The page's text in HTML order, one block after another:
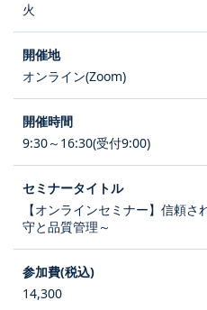
火
オンライン(Zoom)
9:30～16:30(受付9:00)
【オンラインセミナー】信頼
守と品質管理～
14,300